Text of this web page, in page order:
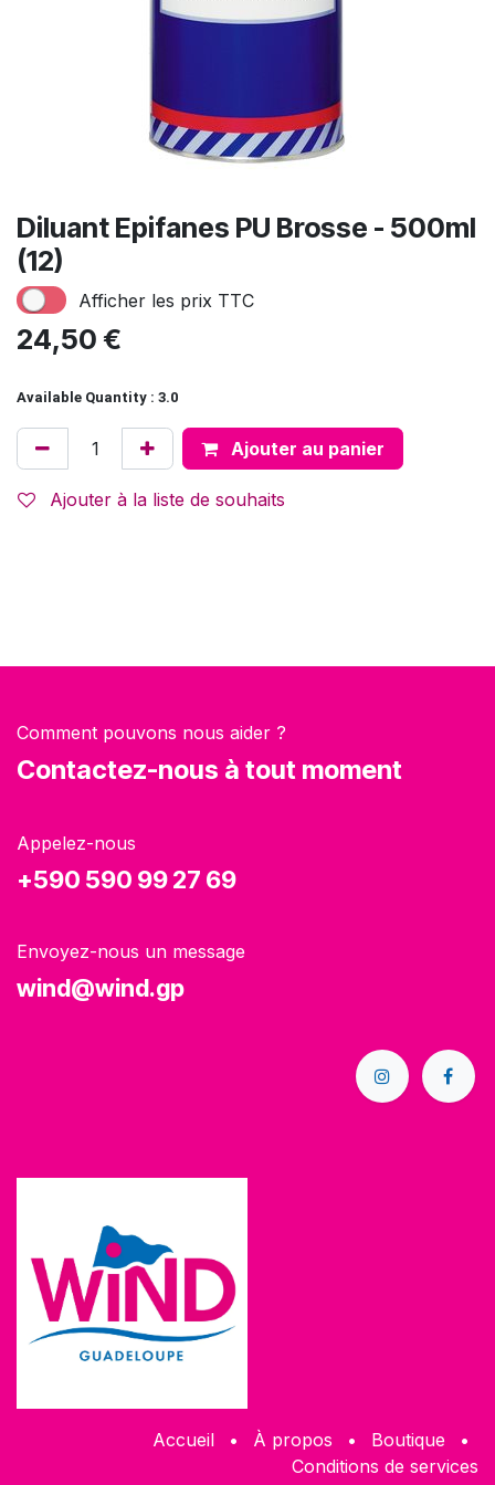
Diluant Epifanes PU Brosse - 500ml
(12)
Afficher les prix TTC
24,50 €
Available Quantity : 3.0
Ajouter au panier
Ajouter à la liste de souhaits
Comment pouvons nous aider ?
Contactez-nous à tout moment
Appelez-nous
+590 590 99 27 69
Envoyez-nous un message
wind@wind.gp
Accueil • À propos • Boutique
•
Conditions de services